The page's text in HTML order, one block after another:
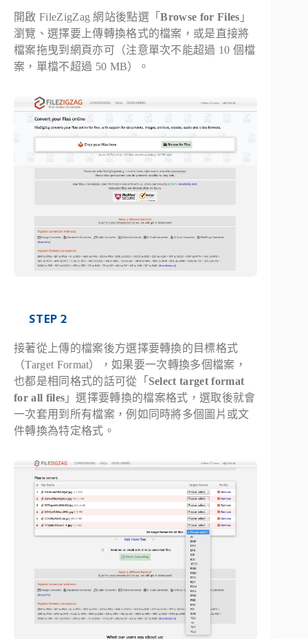
開啟 FileZigZag 網站後點選「Browse for Files 」
瀏覽、選擇要上傳轉換格式的檔案，或是直接將
檔案拖曳到網頁亦可（注意單次不能超過 10 個檔
案，單檔不超過 50 MB）。
STEP 2
接著從上傳的檔案後方選擇要轉換的目標格式
（Target Format），如果要一次轉換多個檔案，
也都是相同格式的話可從「 Select target format
for all files 」選擇要轉換的檔案格式，選取後就會
一次套用到所有檔案，例如同時將多個圖片或文
件轉換為特定格式。